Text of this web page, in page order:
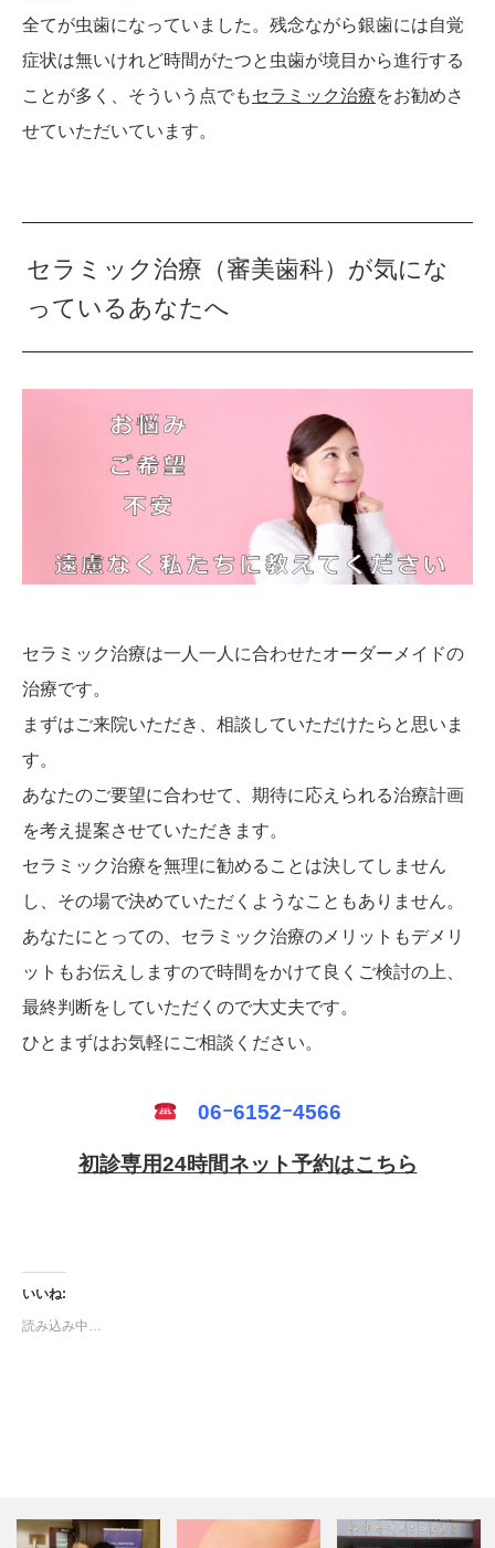
全てが虫歯になっていました。残念ながら銀歯には自覚
症状は無いけれど時間がたつと虫歯が境目から進行する
ことが多く、そういう点でもセラミック治療をお勧めさ
せていただいています。
セラミック治療（審美歯科）が気にな
っているあなたへ
セラミック治療は一人一人に合わせたオーダーメイドの
治療です。
まずはご来院いただき、相談していただけたらと思いま
す。
あなたのご要望に合わせて、期待に応えられる治療計画
を考え提案させていただきます。
セラミック治療を無理に勧めることは決してしません
し、その場で決めていただくようなこともありません。
あなたにとっての、セラミック治療のメリットもデメリ
ットもお伝えしますので時間をかけて良くご検討の上、
最終判断をしていただくので大丈夫です。
ひとまずはお気軽にご相談ください。
06ｰ6152ｰ4566
初診専用24時間ネット予約はこちら
いいね:
読み込み中…